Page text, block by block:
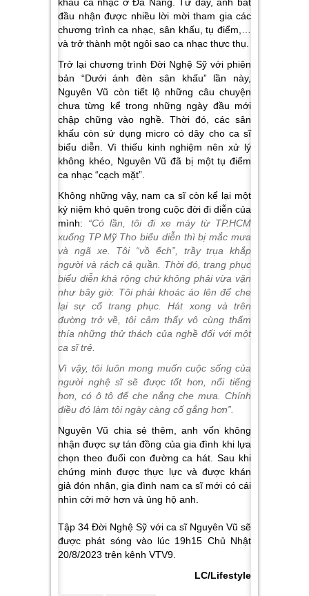
đầu nhận được nhiều lời mời tham gia các
chương trình ca nhạc, sân khấu, tụ điểm,…
và trở thành một ngôi sao ca nhạc thực thụ.
Trở lại chương trình Đời Nghệ Sỹ với phiên
bản “Dưới ánh đèn sân khấu” lần này,
Nguyên Vũ còn tiết lộ những câu chuyện
chưa từng kể trong những ngày đầu mới
chập chững vào nghề. Thời đó, các sân
khấu còn sử dụng micro có dây cho ca sĩ
biểu diễn. Vì thiếu kinh nghiệm nên xử lý
không khéo, Nguyên Vũ đã bị một tụ điểm
ca nhạc “cạch mặt”.
Không những vậy, nam ca sĩ còn kể lại một
kỷ niệm khó quên trong cuộc đời đi diễn của
mình: “Có lần, tôi đi xe máy từ TP.HCM
xuống TP Mỹ Tho biểu diễn thì bị mắc mưa
và ngã xe. Tôi “vồ ếch”, trầy trụa khắp
người và rách cả quần. Thời đó, trang phục
biểu diễn khá rộng chứ không phải vừa vặn
như bây giờ. Tôi phải khoác áo lên để che
lại sự cố trang phục. Hát xong và trên
đường trở về, tôi cảm thấy vô cùng thấm
thía những thử thách của nghề đối với một
ca sĩ trẻ.
Vì vậy, tôi luôn mong muốn cuộc sống của
người nghệ sĩ sẽ được tốt hơn, nổi tiếng
hơn, có ô tô để che nắng che mưa. Chính
điều đó làm tôi ngày càng cố gắng hơn”.
Nguyên Vũ chia sẻ thêm, anh vốn không
nhận được sự tán đồng của gia đình khi lựa
chọn theo đuổi con đường ca hát. Sau khi
chứng minh được thực lực và được khán
giả đón nhận, gia đình nam ca sĩ mới có cái
nhìn cởi mở hơn và ủng hộ anh.
Tập 34 Đời Nghệ Sỹ với ca sĩ Nguyên Vũ sẽ
được phát sóng vào lúc 19h15 Chủ Nhật
20/8/2023 trên kênh VTV9.
LC/Lifestyle